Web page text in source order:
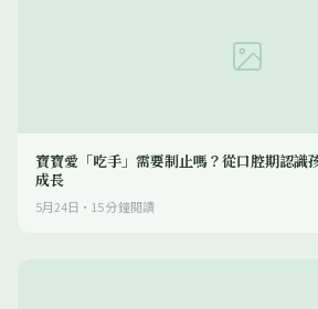
寶寶愛「吃手」需要制止嗎？從口腔期認識
成長
5月24日 · 15分鐘閱讀